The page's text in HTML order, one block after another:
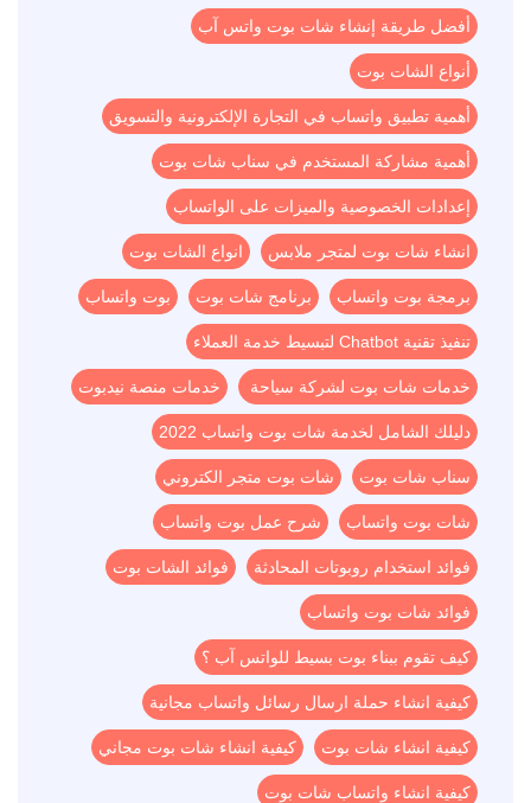
أفضل طريقة إنشاء شات بوت واتس آب
أنواع الشات بوت
أهمية تطبيق واتساب في التجارة الإلكترونية والتسويق
أهمية مشاركة المستخدم في سناب شات بوت
إعدادات الخصوصية والميزات على الواتساب
انشاء شات بوت لمتجر ملابس انواع الشات بوت
برمجة بوت واتساب برنامج شات بوت بوت واتساب
تنفيذ تقنية Chatbot لتبسيط خدمة العملاء
خدمات شات بوت لشركة سياحة خدمات منصة نيدبوت
دليلك الشامل لخدمة شات بوت واتساب 2022
سناب شات بوت شات بوت متجر الكتروني
شات بوت واتساب شرح عمل بوت واتساب
فوائد استخدام روبوتات المحادثة فوائد الشات بوت
فوائد شات بوت واتساب
كيف تقوم ببناء بوت بسيط للواتس آب ؟
كيفية انشاء حملة ارسال رسائل واتساب مجانية
كيفية انشاء شات بوت كيفية انشاء شات بوت مجاني
كيفية انشاء واتساب شات بوت